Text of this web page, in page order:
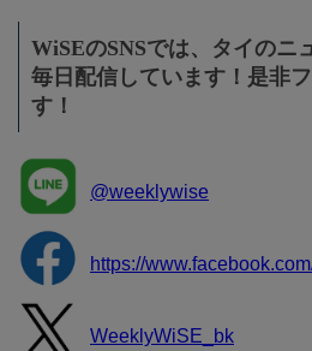
WiSEのSNSでは、タイのニ
毎日配信しています！是非
す！
@weeklywise
https://
WeeklyWiSE_bk